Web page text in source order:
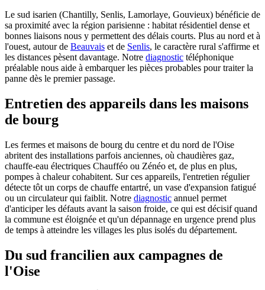
Le sud isarien (Chantilly, Senlis, Lamorlaye, Gouvieux) bénéficie de
sa proximité avec la région parisienne : habitat résidentiel dense et
bonnes liaisons nous y permettent des délais courts. Plus au nord et à
l'ouest, autour de Beauvais et de Senlis, le caractère rural s'affirme et
les distances pèsent davantage. Notre diagnostic téléphonique
préalable nous aide à embarquer les pièces probables pour traiter la
panne dès le premier passage.
Entretien des appareils dans les maisons
de bourg
Les fermes et maisons de bourg du centre et du nord de l'Oise
abritent des installations parfois anciennes, où chaudières gaz,
chauffe-eau électriques Chaufféo ou Zénéo et, de plus en plus,
pompes à chaleur cohabitent. Sur ces appareils, l'entretien régulier
détecte tôt un corps de chauffe entartré, un vase d'expansion fatigué
ou un circulateur qui faiblit. Notre diagnostic annuel permet
d'anticiper les défauts avant la saison froide, ce qui est décisif quand
la commune est éloignée et qu'un dépannage en urgence prend plus
de temps à atteindre les villages les plus isolés du département.
Du sud francilien aux campagnes de
l'Oise